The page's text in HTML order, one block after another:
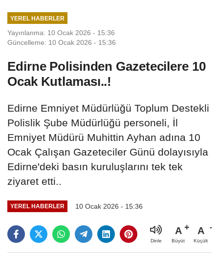
YEREL HABERLER
Yayınlanma: 10 Ocak 2026 - 15:36
Güncelleme: 10 Ocak 2026 - 15:36
Edirne Polisinden Gazetecilere 10
Ocak Kutlaması..!
Edirne Emniyet Müdürlüğü Toplum Destekli
Polislik Şube Müdürlüğü personeli, İl
Emniyet Müdürü Muhittin Ayhan adına 10
Ocak Çalışan Gazeteciler Günü dolayısıyla
Edirne'deki basın kuruluşlarını tek tek
ziyaret etti..
YEREL HABERLER 10 Ocak 2026 - 15:36
Dinle
A
Büyüt
A
Küçült